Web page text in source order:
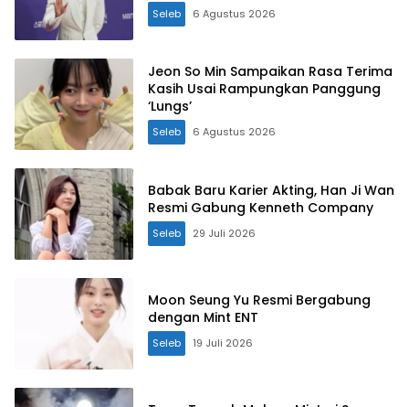
Seleb 6 Agustus 2026
Jeon So Min Sampaikan Rasa Terima
Kasih Usai Rampungkan Panggung
‘Lungs’
Seleb 6 Agustus 2026
Babak Baru Karier Akting, Han Ji Wan
Resmi Gabung Kenneth Company
Seleb 29 Juli 2026
Moon Seung Yu Resmi Bergabung
dengan Mint ENT
Seleb 19 Juli 2026